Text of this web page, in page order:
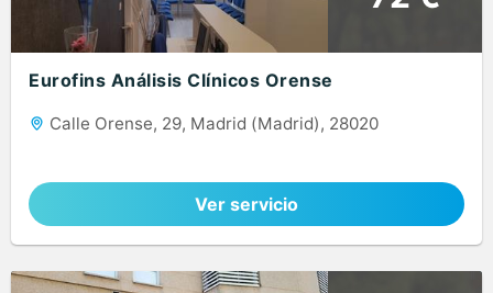
Eurofins Análisis Clínicos Orense
Calle Orense, 29, Madrid (Madrid), 28020
Ver servicio